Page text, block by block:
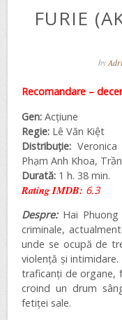
FURIE
by
Recomandare –
Gen: Acțiune
Regie: Lê Văn Kiệt
Distribuție:
Phạm Anh Khoa,
Durată: 1 h. 38 min.
Rating IMDB: 6.3
Despre: Hai
criminale,
unde se ocupă de
violență și
traficanți de organe,
croind un drum
fetiței sale.